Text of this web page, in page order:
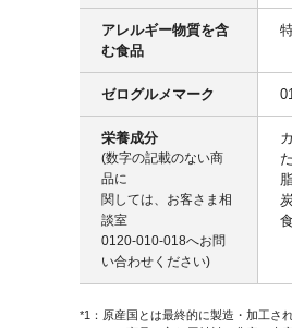
アレルギー物質を含
む食品
ゼログルメマーク
栄養成分
(数字の記載のない商
品に
関しては、お客さま相
談室
0120-010-018へお問
い合わせください)
*1：原産国とは最終的に製造・加工さ